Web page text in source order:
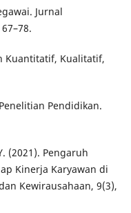
Jurnal
Kuantitatif, Kualitatif,
Pendidikan.
(2021). Pengaruh
Kinerja Karyawan di
Kewirausahaan, 9(3),